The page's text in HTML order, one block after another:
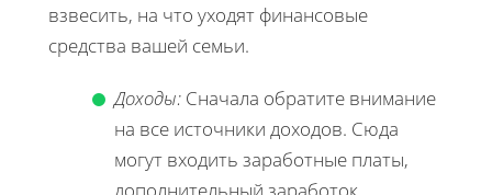
взвесить, на что уходят финансовые
средства вашей семьи.
Доходы: Сначала обратите внимание
на все источники доходов. Сюда
могут входить заработные платы,
дополнительный заработок,